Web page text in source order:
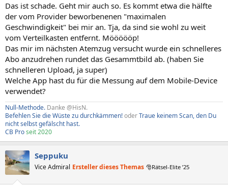
Das ist schade. Geht mir auch so. Es kommt etwa die hälfte
der vom Provider beworbenenen "maximalen
Geschwindigkeit" bei mir an. Tja, da sind sie wohl zu weit
vom Verteilkasten entfernt. Möööööp!
Das mir im nächsten Atemzug versucht wurde ein schnelleres
Abo anzudrehen rundet das Gesammtbild ab. (haben Sie
schnelleren Upload, ja super)
Welche App hast du für die Messung auf dem Mobile-Device
verwendet?
Null-Methode. Danke @HisN.
Befehlen Sie die Wüste zu durchkämmen!oderTraue keinem Scan, den Du
nicht selbst gefälscht hast.
CB Proseit 2020
Seppuku
Vice Admiral Ersteller dieses Themas 🎅Rätsel-Elite ’25